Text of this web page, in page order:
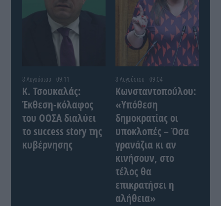
8 Αυγούστου - 09:11
Κ. Τσουκαλάς:
Έκθεση-κόλαφος
του ΟΟΣΑ διαλύει
το success story της
κυβέρνησης
8 Αυγούστου - 09:04
Κωνσταντοπούλου:
«Υπόθεση
δημοκρατίας οι
υποκλοπές – Όσα
γρανάζια κι αν
κινήσουν, στο
τέλος θα
επικρατήσει η
αλήθεια»